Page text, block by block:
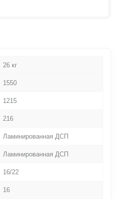
26 кг
1550
1215
216
Ламинированная ДСП
Ламинированная ДСП
16/22
16